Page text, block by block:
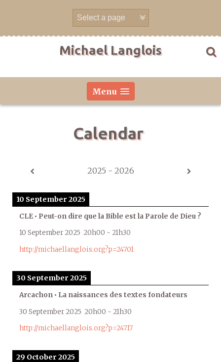
Michael Langlois
Menu
Calendar
2025 - 2026
10 September 2025
CLE • Peut-on dire que la Bible est la Parole de Dieu ?
10 September 2025 20h00 - 21h30
http://michaellanglois.org?p=24701
30 September 2025
Arcachon • La naissances des textes fondateurs
30 September 2025 20h00 - 21h30
http://michaellanglois.org?p=24717
29 October 2025